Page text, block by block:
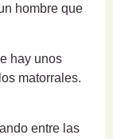
hombre que
hay unos
matorrales.
entre las